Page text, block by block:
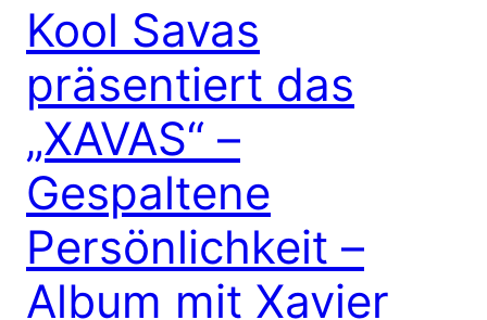
Kool Savas
präsentiert das
„XAVAS“ –
Gespaltene
Persönlichkeit –
Album mit Xavier